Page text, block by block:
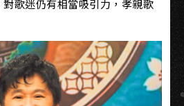
歌迷仍有相當吸引力，孝親歌